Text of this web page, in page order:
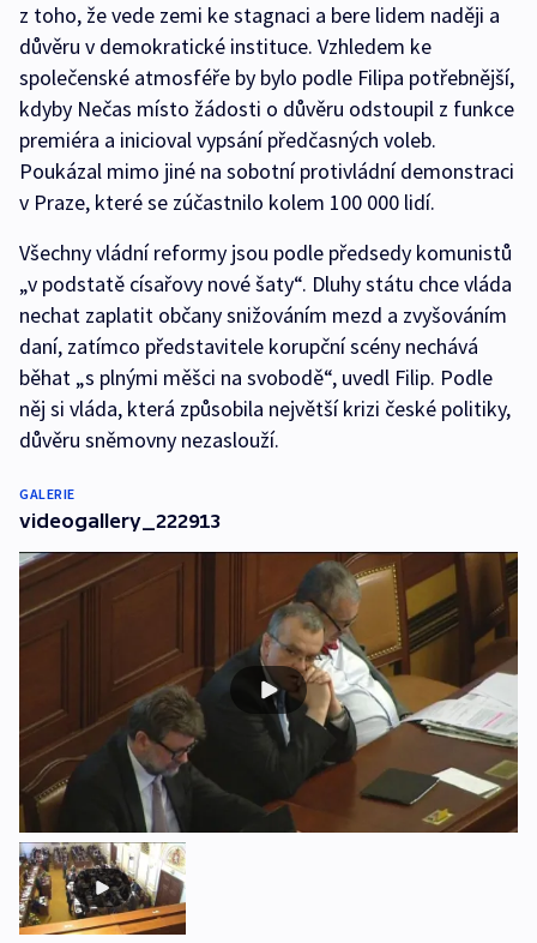
z toho, že vede zemi ke stagnaci a bere lidem naději a
důvěru v demokratické instituce. Vzhledem ke
společenské atmosféře by bylo podle Filipa potřebnější,
kdyby Nečas místo žádosti o důvěru odstoupil z funkce
premiéra a inicioval vypsání předčasných voleb.
Poukázal mimo jiné na sobotní protivládní demonstraci
v Praze, které se zúčastnilo kolem 100 000 lidí.
Všechny vládní reformy jsou podle předsedy komunistů
„v podstatě císařovy nové šaty“. Dluhy státu chce vláda
nechat zaplatit občany snižováním mezd a zvyšováním
daní, zatímco představitele korupční scény nechává
běhat „s plnými měšci na svobodě“, uvedl Filip. Podle
něj si vláda, která způsobila největší krizi české politiky,
důvěru sněmovny nezaslouží.
GALERIE
videogallery_222913